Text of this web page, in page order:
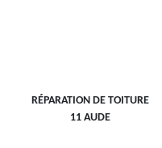
RÉPARATION DE TOITURE
11 AUDE